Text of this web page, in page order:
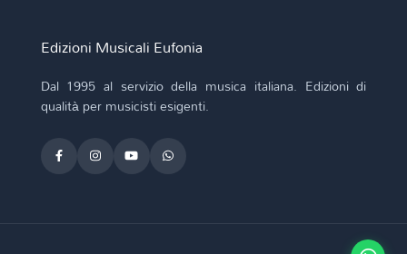
Edizioni Musicali Eufonia
Dal 1995 al servizio della musica italiana. Edizioni di
qualità per musicisti esigenti.